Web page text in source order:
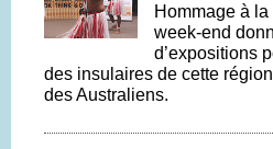
Hommage à
week-end
d’expositions
des insulaires de cette
des Australiens.